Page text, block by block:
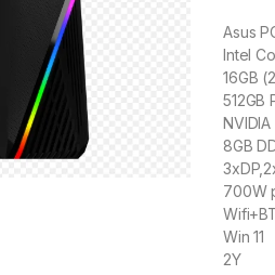
Asus
Intel
16GB
512GB
8GB
700W
Win 11
2Y